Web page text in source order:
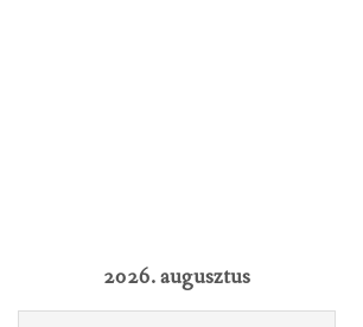
2026. augusztus